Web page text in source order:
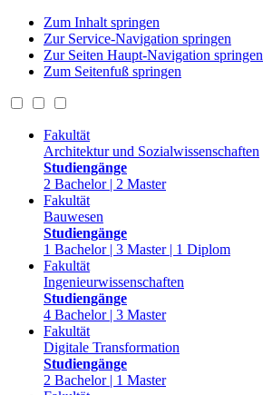
Zum Inhalt springen
Zur Service-Navigation springen
Zur Seiten Haupt-Navigation springen
Zum Seitenfuß springen
Fakultät
Architektur und Sozialwissenschaften
Studiengänge
2 Bachelor | 2 Master
Fakultät
Bauwesen
Studiengänge
1 Bachelor | 3 Master | 1 Diplom
Fakultät
Ingenieurwissenschaften
Studiengänge
4 Bachelor | 3 Master
Fakultät
Digitale Transformation
Studiengänge
2 Bachelor | 1 Master